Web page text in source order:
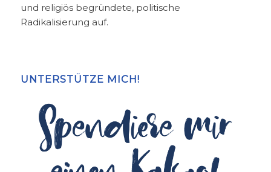
und religiös begründete, politische
Radikalisierung auf.
UNTERSTÜTZE MICH!